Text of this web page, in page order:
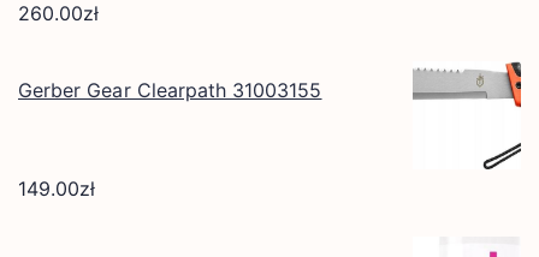
260.00zł
Gerber Gear Clearpath 31003155
149.00zł